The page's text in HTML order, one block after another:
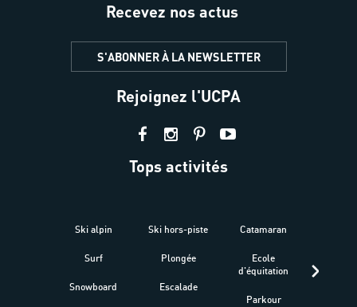
Recevez nos actus
S'ABONNER À LA NEWSLETTER
Rejoignez l'UCPA
Tops activités
Ski alpin
Surf
Snowboard
Ski hors-piste
Plongée
Escalade
Catamaran
Ecole
d'équitation
Parkour